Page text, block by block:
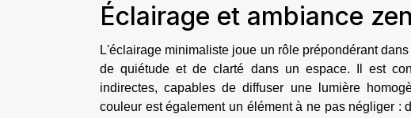
Éclairage et ambiance zen
L'éclairage minimaliste joue un rôle prépondérant
de quiétude et de clarté dans un espace. Il est
indirectes, capables de diffuser une lumière
couleur est également un élément à ne pas négliger :